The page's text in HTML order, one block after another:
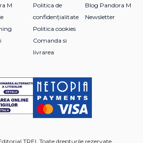
M
Politica de
confidențialitate
Politica cookies
Comanda si
livrarea
Blog Pandora M
Newsletter
TREI. Toate drepturile rezervate.